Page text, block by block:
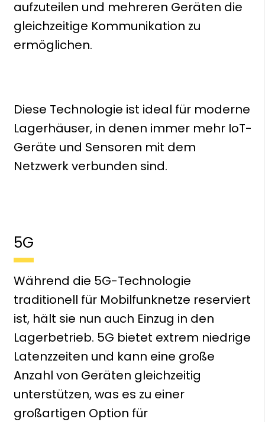
aufzuteilen und mehreren Geräten die
gleichzeitige Kommunikation zu
ermöglichen.
Diese Technologie ist ideal für moderne
Lagerhäuser, in denen immer mehr IoT-
Geräte und Sensoren mit dem
Netzwerk verbunden sind.
5G
Während die 5G-Technologie
traditionell für Mobilfunknetze reserviert
ist, hält sie nun auch Einzug in den
Lagerbetrieb. 5G bietet extrem niedrige
Latenzzeiten und kann eine große
Anzahl von Geräten gleichzeitig
unterstützen, was es zu einer
großartigen Option für